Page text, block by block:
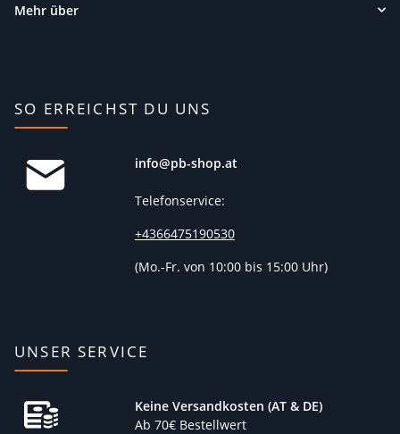
Mehr über
SO ERREICHST DU UNS
info@pb-shop.at
Telefonservice:
+4366475190530
(Mo.-Fr. von 10:00 bis 15:00 Uhr)
UNSER SERVICE
Keine Versandkosten (AT & DE)
Ab 70€ Bestellwert